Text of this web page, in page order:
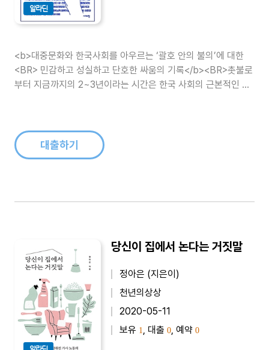
알라딘
<b>대중문화와 한국사회를 아우르는 ‘괄호 안의 불의’에 대한
<BR> 민감하고 성실하고 단호한 싸움의 기록</b><BR>촛불로
부터 지금까지의 2~3년이라는 시간은 한국 사회의 근본적인 변
대출하기
당신이 집에서 논다는 거짓말
정아은 (지은이)
천년의상상
2020-05-11
보유 1 , 대출 0 , 예약 0